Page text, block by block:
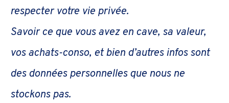
respecter votre vie privée.
Savoir ce que vous avez en cave, sa valeur,
vos achats-conso, et bien d’autres infos sont
des données personnelles que nous ne
stockons pas.